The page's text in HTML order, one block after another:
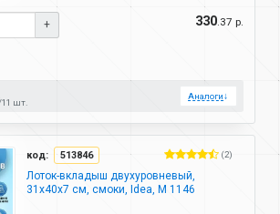
+ 330 .37 р.
11 шт.
Аналоги↓
код: 513846 (2)
Лоток-вкладыш двухуровневый,
31х40х7 см, смоки, Idea, М 1146